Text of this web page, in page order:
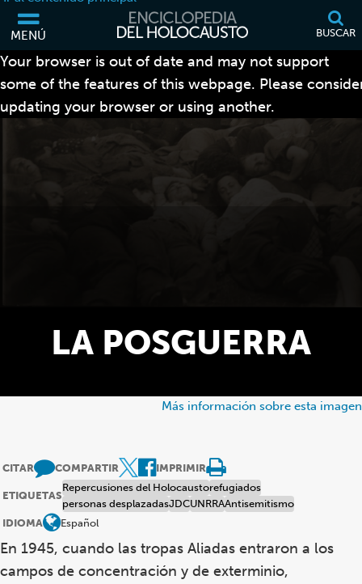
MENÚ BUSCAR
Your browser is out of date and may not support
some of the features of this webpage. Please
updating your browser or using another.
Más información sobre esta imagen
LA POSGUERRA
CITAR COMPARTIR IMPRIMIR
ETIQUETAS
Repercusiones del Holocaustorefugiados
personas desplazadasJDCUNRRAAntisemitismo
IDIOMA
Español
En 1945, cuando las tropas Aliadas entraron a los
campos de concentración y de exterminio,